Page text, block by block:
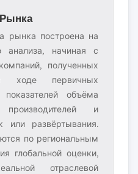
рынка построена на
анализа, начиная с
полученных
в ходе первичных
объёма
и
или развёртывания.
по региональным
глобальной оценки,
отраслевой